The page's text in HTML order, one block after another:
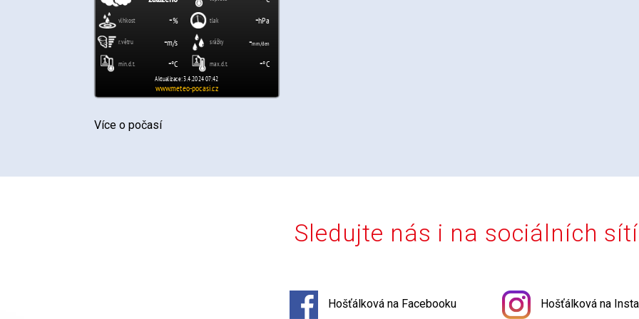
Více o počasí
Sledujte nás i na sociálních
Hošťálková na Facebooku Hošťálková na